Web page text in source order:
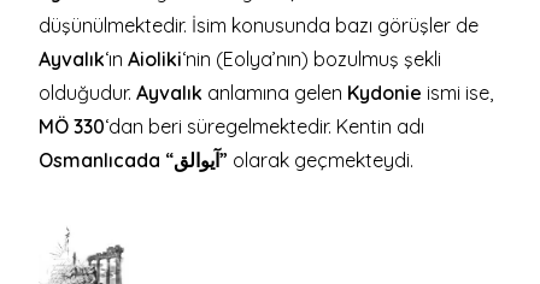
düşünülmektedir. İsim konusunda bazı görüşler de
Ayvalık‘ınAioliki‘nin (Eolya’nın) bozulmuş şekli
olduğudur.Ayvalık anlamına gelen Kydonie ismi ise,
MÖ 330‘dan beri süregelmektedir. Kentin adı
Osmanlıcada “آيوالق” olarak geçmekteydi.